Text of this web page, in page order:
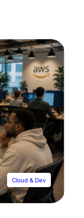
Cloud & Dev